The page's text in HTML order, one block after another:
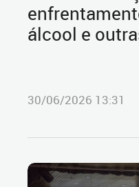
álcool e
30/06/2026 13:31